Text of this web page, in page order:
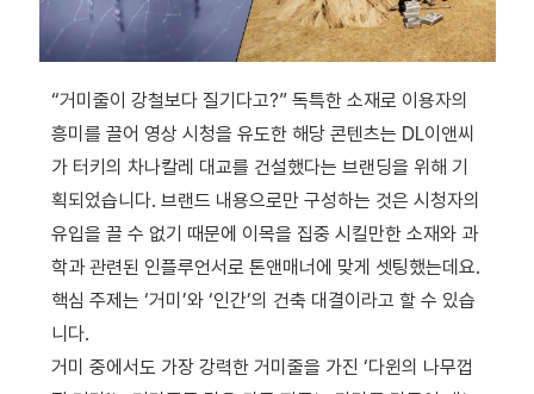
“거미줄이 강철보다 질기다고?” 독특한 소재로 이용자의
흥미를 끌어 영상 시청을 유도한 해당 콘텐츠는 DL이앤씨
가 터키의 차나칼레 대교를 건설했다는 브랜딩을 위해 기
획되었습니다. 브랜드 내용으로만 구성하는 것은 시청자의
유입을 끌 수 없기 때문에 이목을 집중 시킬만한 소재와 과
학과 관련된 인플루언서로 톤앤매너에 맞게 셋팅했는데요.
핵심 주제는 ‘거미’와 ‘인간’의 건축 대결이라고 할 수 있습
니다.
거미 중에서도 가장 강력한 거미줄을 가진 ‘다윈의 나무껍